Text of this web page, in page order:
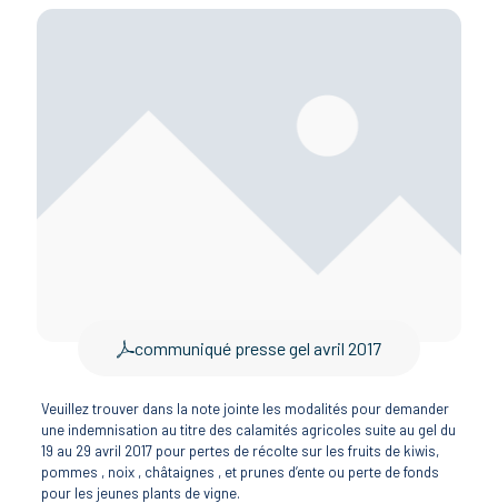
communiqué presse gel avril 2017
Veuillez trouver dans la note jointe les modalités pour demander
une indemnisation au titre des calamités agricoles suite au gel du
19 au 29 avril 2017 pour pertes de récolte sur les fruits de kiwis,
pommes , noix , châtaignes , et prunes d’ente ou perte de fonds
pour les jeunes plants de vigne.